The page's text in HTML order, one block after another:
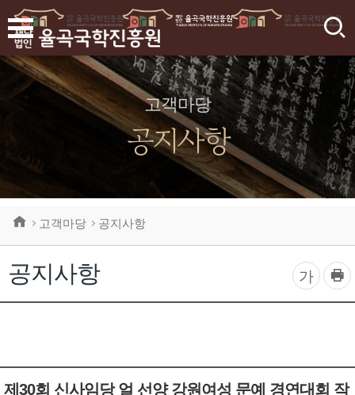
검
고객마당
공지사항
공지사항
고객마당 공지사항
글
자
조
가
프
린
트
제30회 신사임당 얼 선양 강원여성 문예 경연대회 작